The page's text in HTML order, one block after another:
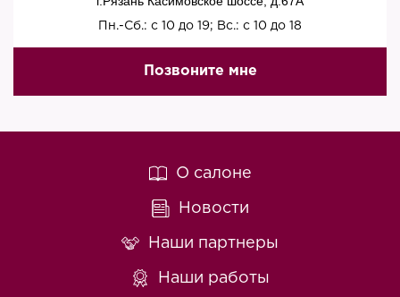
Пн.-Сб.: с 10 до 19; Вс.: с 10 до 18
Позвоните мне
О салоне
Новости
Наши партнеры
Наши работы